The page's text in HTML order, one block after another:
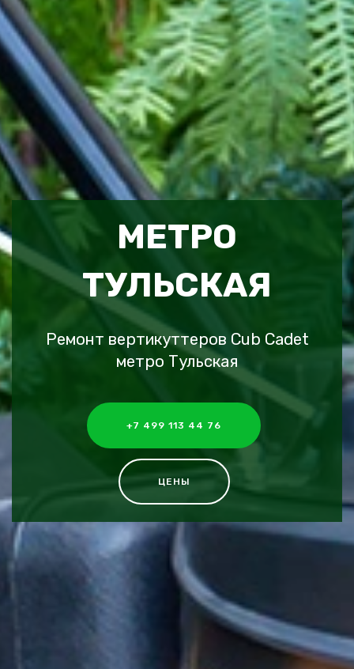
МЕТРО
ТУЛЬСКАЯ
Ремонт вертикуттеров Cub Cadet
метро Тульская
+7 499 113 44 76
ЦЕНЫ